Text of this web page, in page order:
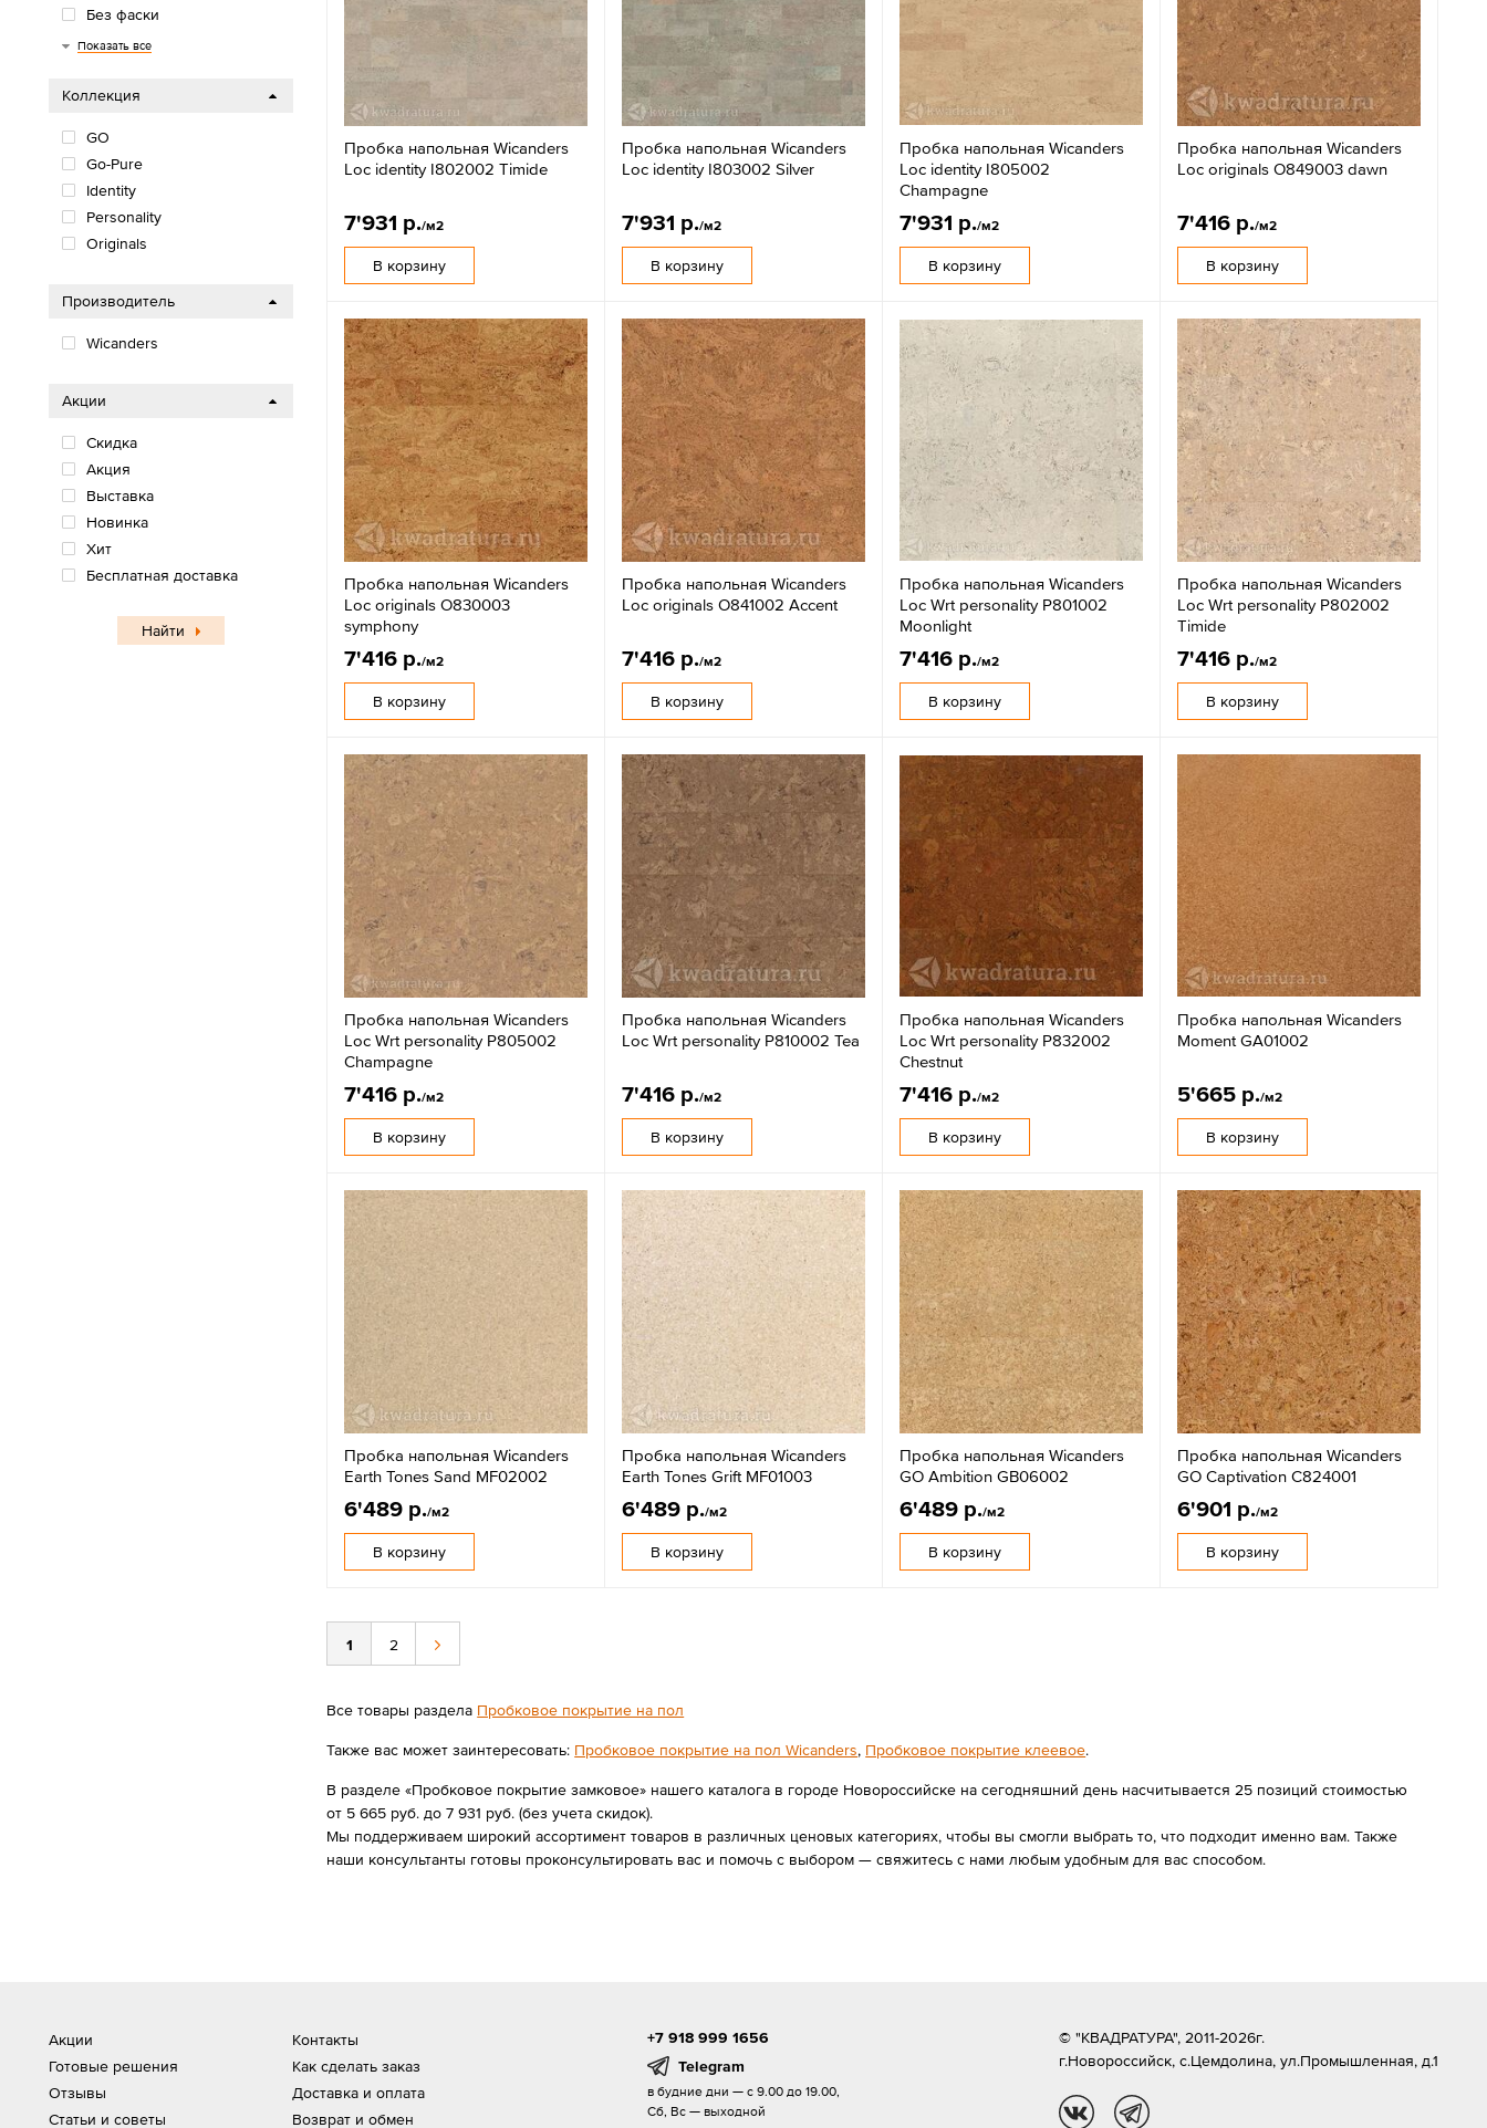
Пробка напольная Wicanders
Loc identity I802002 Timide
7'931 р./м2
В корзину
Пробка напольная Wicanders
Loc identity I803002 Silver
7'931 р./м2
В корзину
Пробка напольная Wicanders
Loc identity I805002
Champagne
7'931 р./м2
В корзину
Пробка напольная Wicanders
Loc originals O849003 dawn
7'416 р./м2
В корзину
Пробка напольная Wicanders
Loc originals O830003
symphony
7'416 р./м2
В корзину
Пробка напольная Wicanders
Loc originals O841002 Accent
7'416 р./м2
В корзину
Пробка напольная Wicanders
Loc Wrt personality P801002
Moonlight
7'416 р./м2
В корзину
Пробка напольная Wicanders
Loc Wrt personality P802002
Timide
7'416 р./м2
В корзину
Пробка напольная Wicanders
Loc Wrt personality P805002
Champagne
7'416 р./м2
В корзину
Пробка напольная Wicanders
Loc Wrt personality P810002 Tea
7'416 р./м2
В корзину
Пробка напольная Wicanders
Loc Wrt personality P832002
Chestnut
7'416 р./м2
В корзину
Пробка напольная Wicanders
Moment GA01002
5'665 р./м2
В корзину
Пробка напольная Wicanders
Earth Tones Sand MF02002
6'489 р./м2
В корзину
Пробка напольная Wicanders
Earth Tones Grift MF01003
6'489 р./м2
В корзину
Пробка напольная Wicanders
GO Ambition GB06002
6'489 р./м2
В корзину
Пробка напольная Wicanders
GO Captivation C824001
6'901 р./м2
В корзину
1 2
Все товары раздела Пробковое покрытие на пол
Также вас может заинтересовать: Пробковое покрытие на пол Wicanders, Пробковое покрытие клеевое.
В разделе «Пробковое покрытие замковое» нашего каталога в городе Новороссийске на сегодняшний день насчитывается 25 позиций стоимостью
от 5 665 руб. до 7 931 руб. (без учета скидок).
Мы поддерживаем широкий ассортимент товаров в различных ценовых категориях, чтобы вы смогли выбрать то, что подходит именно вам. Также
наши консультанты готовы проконсультировать вас и помочь с выбором — свяжитесь с нами любым удобным для вас способом.
Без фаски
Фаска U4
Показать все
Коллекция
GO
Go-Pure
Identity
Personality
Оriginals
Производитель
Wicanders
Акции
Скидка
Акция
Выставка
Новинка
Хит
Бесплатная доставка
Найти
Акции
Готовые решения
Отзывы
Статьи и советы
Контакты
Как сделать заказ
Доставка и оплата
Возврат и обмен
+7 918 999 1656
Telegram
в будние дни — с 9.00 до 19.00,
Сб, Вс — выходной
© "КВАДРАТУРА", 2011-2026г.
г.Новороссийск, с.Цемдолина, ул.Промышленная, д.1